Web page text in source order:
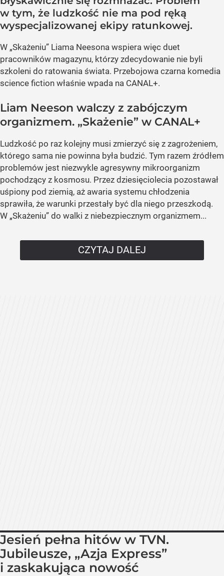
w tym, że ludzkość nie ma pod ręką
wyspecjalizowanej ekipy ratunkowej.
W „Skażeniu” Liama Neesona wspiera więc duet
pracowników magazynu, którzy zdecydowanie nie byli
szkoleni do ratowania świata. Przebojowa czarna komedia
science fiction właśnie wpada na CANAL+.
Liam Neeson walczy z zabójczym
organizmem. „Skażenie” w CANAL+
Ludzkość po raz kolejny musi zmierzyć się z zagrożeniem,
którego sama nie powinna była budzić. Tym razem źródłem
problemów jest niezwykle agresywny mikroorganizm
pochodzący z kosmosu. Przez dziesięciolecia pozostawał
uśpiony pod ziemią, aż awaria systemu chłodzenia
sprawiła, że warunki przestały być dla niego przeszkodą.
W „Skażeniu” do walki z niebezpiecznym organizmem...
CZYTAJ DALEJ
Jesień pełna hitów w TVN.
Jubileusze, „Azja Express”
i zaskakująca nowość